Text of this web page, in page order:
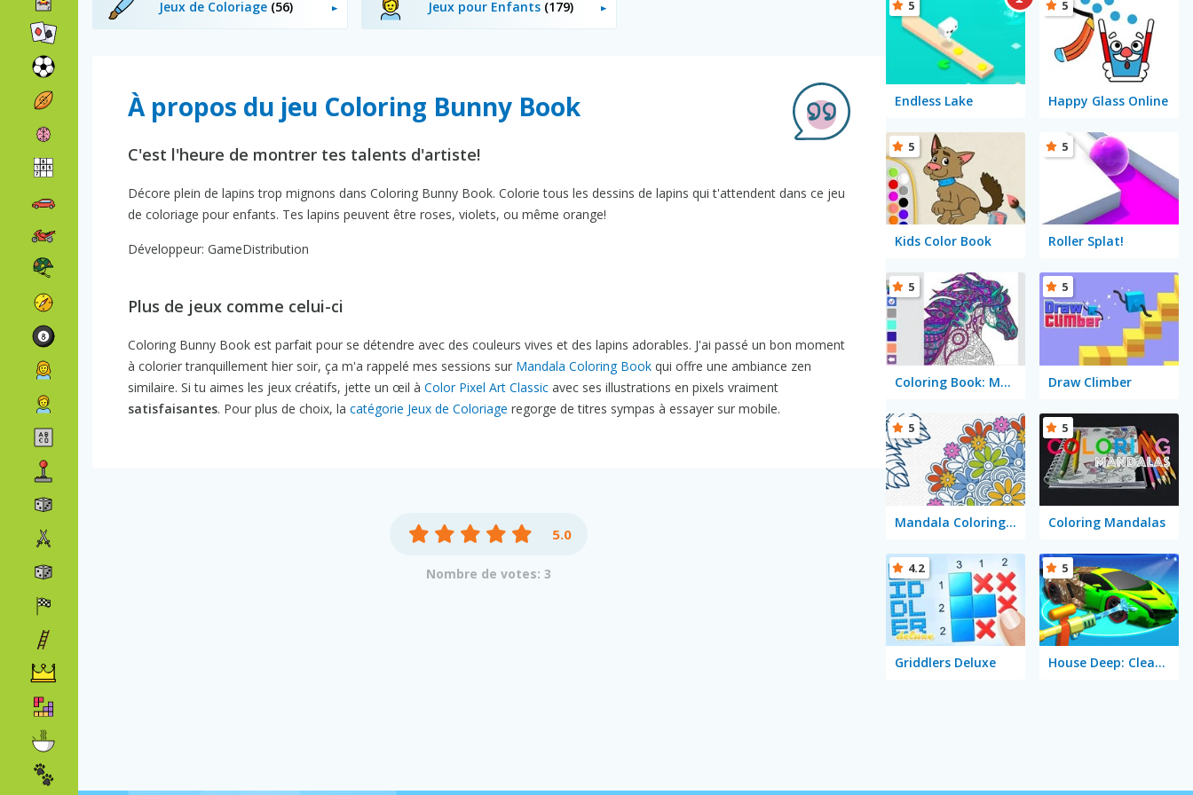
Jeux de Coloriage (56) Jeux pour Enfants (179)
À propos du jeu Coloring Bunny Book
C'est l'heure de montrer tes talents d'artiste!
Décore plein de lapins trop mignons dans Coloring Bunny Book. Colorie tous les dessins de lapins qui t'attendent dans ce jeu
de coloriage pour enfants. Tes lapins peuvent être roses, violets, ou même orange!
Développeur: GameDistribution
Plus de jeux comme celui-ci
Coloring Bunny Book est parfait pour se détendre avec des couleurs vives et des lapins adorables. J'ai passé un bon moment
à colorier tranquillement hier soir, ça m'a rappelé mes sessions sur Mandala Coloring Book qui offre une ambiance zen
similaire. Si tu aimes les jeux créatifs, jette un œil à Color Pixel Art Classic avec ses illustrations en pixels vraiment
satisfaisantes. Pour plus de choix, la catégorie Jeux de Coloriage regorge de titres sympas à essayer sur mobile.
5.0
Nombre de votes: 3
Endless Lake
5
Happy Glass Online
5
Kids Color Book
5
Roller Splat!
5
Coloring Book: Mandala
5
Draw Climber
5
Mandala Coloring Book
5
Coloring Mandalas
5
Griddlers Deluxe
4.2
House Deep: Clean Sim
5